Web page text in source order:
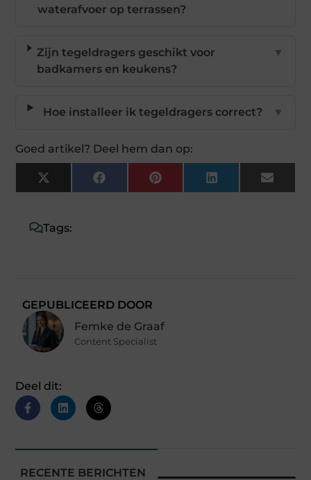
waterafvoer op terrassen?
Zijn tegeldragers geschikt voor
badkamers en keukens?
▼
Hoe installeer ik tegeldragers correct? ▼
Goed artikel? Deel hem dan op:
X
(Twitter)
FacebookPinterestLinkedIn Email
Tags:
GEPUBLICEERD DOOR
Femke de Graaf
Content Specialist
Deel dit:
RECENTE BERICHTEN